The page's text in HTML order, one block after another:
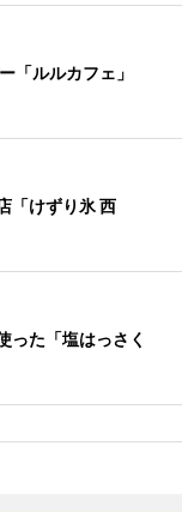
「ルルカフェ」
「けずり氷 西
った「塩はっさく